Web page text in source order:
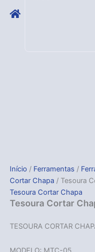
Início / Ferramentas /
Cortar Chapa / Tesoura
Tesoura Cortar Chapa
Tesoura Cortar
TESOURA CORTAR